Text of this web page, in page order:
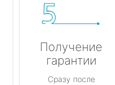
Получение
гарантии
Сразу после